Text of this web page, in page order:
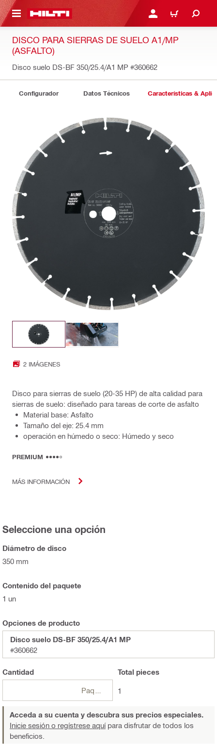
PRINCIPAL INICIE SESIÓN O
CARRITO
DISCO PARA SIERRAS DE SUELO A1/MP
(ASFALTO)
Disco suelo DS-BF 350/25.4/A1 MP #360662
Configurador Datos Técnicos Características &
2 IMÁGENES
Disco para sierras de suelo (20-35 HP) de alta calidad para
sierras de suelo: diseñado para tareas de corte de asfalto
Material base: Asfalto
Tamaño del eje: 25.4 mm
operación en húmedo o seco: Húmedo y seco
PREMIUM
MÁS INFORMACIÓN
Seleccione una opción
Diámetro de disco
350 mm
Contenido del paquete
1 un
Opciones de producto
Disco suelo DS-BF 350/25.4/A1 MP
#360662
Cantidad Total pieces
1
Acceda a su cuenta y descubra sus precios especiales.
Inicie sesión o regístrese aquípara disfrutar de todos los
beneficios.